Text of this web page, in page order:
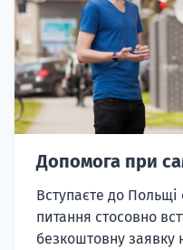
Допомога при
Вступаєте до
питання стосовно
безкоштовну заявку